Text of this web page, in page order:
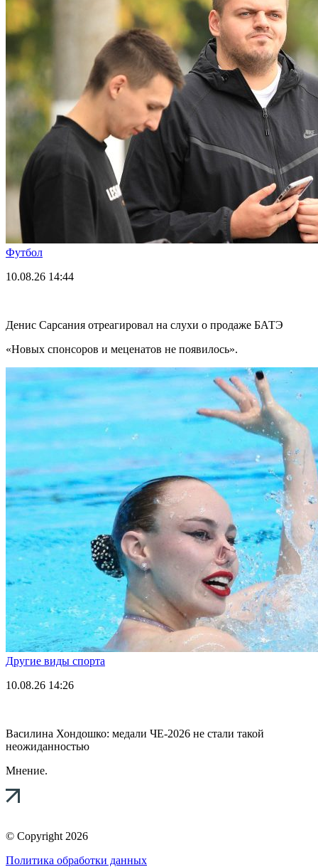
Футбол
10.08.26 14:44
Денис Сарсания отреагировал на слухи о продаже БАТЭ
«Новых спонсоров и меценатов не появилось».
Другие виды спорта
10.08.26 14:26
Василина Хондошко: медали ЧЕ-2026 не стали такой
неожиданностью
Мнение.
© Copyright 2026
Политика обработки данных